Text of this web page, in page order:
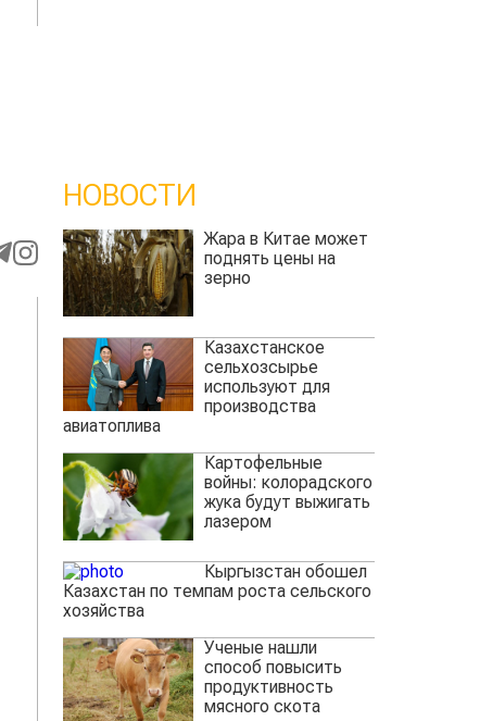
НОВОСТИ
Жара в Китае может
поднять цены на
зерно
Казахстанское
сельхозсырье
используют для
производства
авиатоплива
Картофельные
войны: колорадского
жука будут выжигать
лазером
Кыргызстан обошел
Казахстан по темпам роста сельского
хозяйства
Ученые нашли
способ повысить
продуктивность
мясного скота